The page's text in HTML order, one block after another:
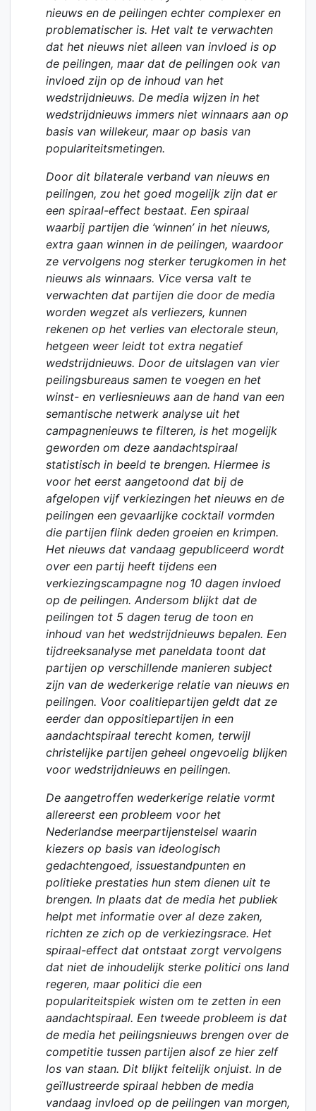
nieuws en de peilingen echter complexer en
problematischer is. Het valt te verwachten
dat het nieuws niet alleen van invloed is op
de peilingen, maar dat de peilingen ook van
invloed zijn op de inhoud van het
wedstrijdnieuws. De media wijzen in het
wedstrijdnieuws immers niet winnaars aan op
basis van willekeur, maar op basis van
populariteitsmetingen.
Door dit bilaterale verband van nieuws en
peilingen, zou het goed mogelijk zijn dat er
een spiraal-effect bestaat. Een spiraal
waarbij partijen die ‘winnen’ in het nieuws,
extra gaan winnen in de peilingen, waardoor
ze vervolgens nog sterker terugkomen in het
nieuws als winnaars. Vice versa valt te
verwachten dat partijen die door de media
worden wegzet als verliezers, kunnen
rekenen op het verlies van electorale steun,
hetgeen weer leidt tot extra negatief
wedstrijdnieuws. Door de uitslagen van vier
peilingsbureaus samen te voegen en het
winst- en verliesnieuws aan de hand van een
semantische netwerk analyse uit het
campagnenieuws te filteren, is het mogelijk
geworden om deze aandachtspiraal
statistisch in beeld te brengen. Hiermee is
voor het eerst aangetoond dat bij de
afgelopen vijf verkiezingen het nieuws en de
peilingen een gevaarlijke cocktail vormden
die partijen flink deden groeien en krimpen.
Het nieuws dat vandaag gepubliceerd wordt
over een partij heeft tijdens een
verkiezingscampagne nog 10 dagen invloed
op de peilingen. Andersom blijkt dat de
peilingen tot 5 dagen terug de toon en
inhoud van het wedstrijdnieuws bepalen. Een
tijdreeksanalyse met paneldata toont dat
partijen op verschillende manieren subject
zijn van de wederkerige relatie van nieuws en
peilingen. Voor coalitiepartijen geldt dat ze
eerder dan oppositiepartijen in een
aandachtspiraal terecht komen, terwijl
christelijke partijen geheel ongevoelig blijken
voor wedstrijdnieuws en peilingen.
De aangetroffen wederkerige relatie vormt
allereerst een probleem voor het
Nederlandse meerpartijenstelsel waarin
kiezers op basis van ideologisch
gedachtengoed, issuestandpunten en
politieke prestaties hun stem dienen uit te
brengen. In plaats dat de media het publiek
helpt met informatie over al deze zaken,
richten ze zich op de verkiezingsrace. Het
spiraal-effect dat ontstaat zorgt vervolgens
dat niet de inhoudelijk sterke politici ons land
regeren, maar politici die een
populariteitspiek wisten om te zetten in een
aandachtspiraal. Een tweede probleem is dat
de media het peilingsnieuws brengen over de
competitie tussen partijen alsof ze hier zelf
los van staan. Dit blijkt feitelijk onjuist. In de
geïllustreerde spiraal hebben de media
vandaag invloed op de peilingen van morgen,